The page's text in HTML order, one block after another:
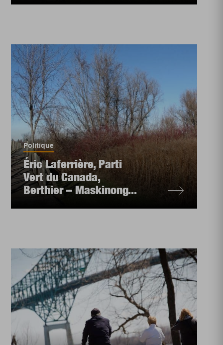
Politique
Éric Laferrière, Parti
Vert du Canada,
Berthier – Maskinong...